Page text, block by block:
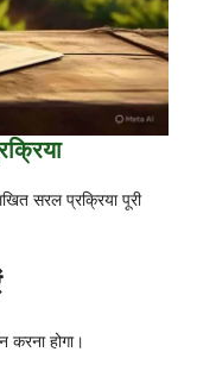
सरल प्रक्रिया पूरी
होगा।